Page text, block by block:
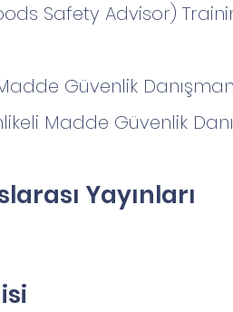
Safety Advisor)
Güvenlik
Madde Güvenlik
Yayınları